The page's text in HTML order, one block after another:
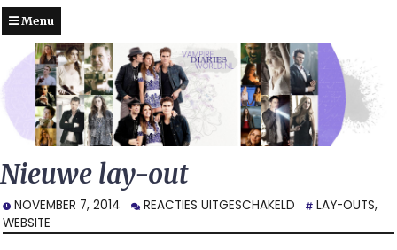
Menu
Nieuwe lay-out
NOVEMBER 7, 2014 REACTIES UITGESCHAKELD VOOR
LAY-
LAY-OUTS,
WEBSITE